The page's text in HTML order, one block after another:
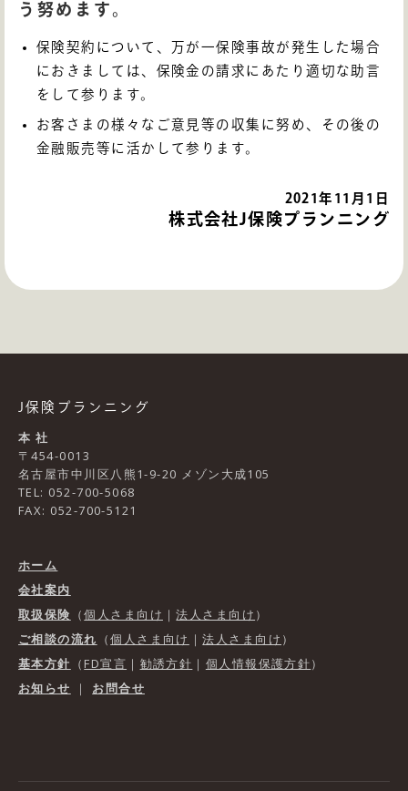
う努めます。
保険契約について、万が一保険事故が発生した場合
におきましては、保険金の請求にあたり適切な助言
をして参ります。
お客さまの様々なご意見等の収集に努め、その後の
金融販売等に活かして参ります。
2021年11月1日
株式会社J保険プランニング
J保険プランニング
本 社
〒454-0013
名古屋市中川区八熊1-9-20 メゾン大成105
TEL: 052-700-5068
FAX: 052-700-5121
ホーム
会社案内
取扱保険 （個人さま向け ｜法人さま向け ）
ご相談の流れ （個人さま向け ｜法人さま向け ）
基本方針 （ FD宣言 ｜ 勧誘方針 ｜ 個人情報保護方針）
お知らせ
｜ お問合せ